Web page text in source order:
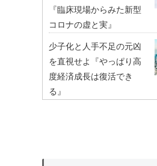
『臨床現場からみた新型
コロナの虚と実』
少子化と人手不足の元凶
を直視せよ『やっぱり高
度経済成長は復活でき
る』